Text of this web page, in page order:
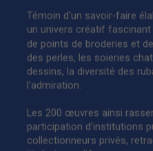
Témoin d'un savoir-faire
un univers créatif
de points de broderies et
des perles, les soieries
dessins, la diversité des
l'admiration.
Les 200 œuvres ainsi
participation d’institutions
collectionneurs privés,